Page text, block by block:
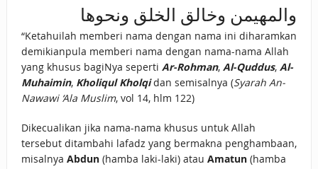
والمهيمن وخالق الخلق ونحوها
“Ketahuilah memberi nama dengan nama ini diharamkan
demikianpula memberi nama dengan nama-nama Allah
yang khusus bagiNya seperti Ar-Rohman, Al-Quddus, Al-
Muhaimin, Kholiqul Kholqidan semisalnya (Syarah An-
Nawawi ‘Ala Muslim, vol 14, hlm 122)
Dikecualikan jika nama-nama khusus untuk Allah
tersebut ditambahi lafadz yang bermakna penghambaan,
misalnya Abdun (hamba laki-laki) atau Amatun (hamba